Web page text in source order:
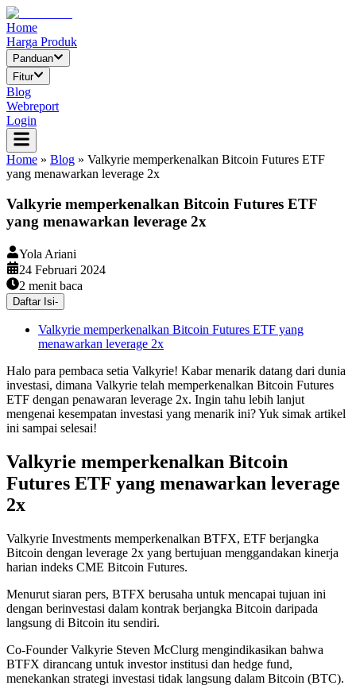
Home
Harga Produk
Panduan
Fitur
Blog
Webreport
Login
Home » Blog » Valkyrie memperkenalkan Bitcoin Futures ETF
yang menawarkan leverage 2x
Valkyrie memperkenalkan Bitcoin Futures ETF
yang menawarkan leverage 2x
Yola Ariani
24 Februari 2024
2 menit baca
Daftar Isi-
Valkyrie memperkenalkan Bitcoin Futures ETF yang
menawarkan leverage 2x
Halo para pembaca setia Valkyrie! Kabar menarik datang dari dunia
investasi, dimana Valkyrie telah memperkenalkan Bitcoin Futures
ETF dengan penawaran leverage 2x. Ingin tahu lebih lanjut
mengenai kesempatan investasi yang menarik ini? Yuk simak artikel
ini sampai selesai!
Valkyrie memperkenalkan Bitcoin
Futures ETF yang menawarkan leverage
2x
Valkyrie Investments memperkenalkan BTFX, ETF berjangka
Bitcoin dengan leverage 2x yang bertujuan menggandakan kinerja
harian indeks CME Bitcoin Futures.
Menurut siaran pers, BTFX berusaha untuk mencapai tujuan ini
dengan berinvestasi dalam kontrak berjangka Bitcoin daripada
langsung di Bitcoin itu sendiri.
Co-Founder Valkyrie Steven McClurg mengindikasikan bahwa
BTFX dirancang untuk investor institusi dan hedge fund,
menekankan strategi investasi tidak langsung dalam Bitcoin (BTC).